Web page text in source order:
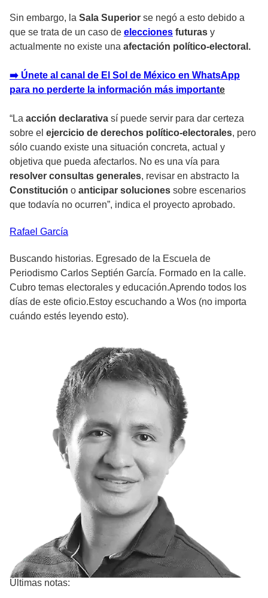
Sin embargo, la Sala Superior se negó a esto debido a
que se trata de un caso de elecciones futuras y
actualmente no existe una afectación político-electoral.
➡️ Únete al canal de El Sol de México en WhatsApp
para no perderte la información más importante
“La acción declarativa sí puede servir para dar certeza
sobre el ejercicio de derechos político-electorales, pero
sólo cuando existe una situación concreta, actual y
objetiva que pueda afectarlos. No es una vía para
resolver consultas generales, revisar en abstracto la
Constitución o anticipar soluciones sobre escenarios
que todavía no ocurren”, indica el proyecto aprobado.
Rafael García
Buscando historias. Egresado de la Escuela de
Periodismo Carlos Septién García. Formado en la calle.
Cubro temas electorales y educación.Aprendo todos los
días de este oficio.Estoy escuchando a Wos (no importa
cuándo estés leyendo esto).
Últimas notas: